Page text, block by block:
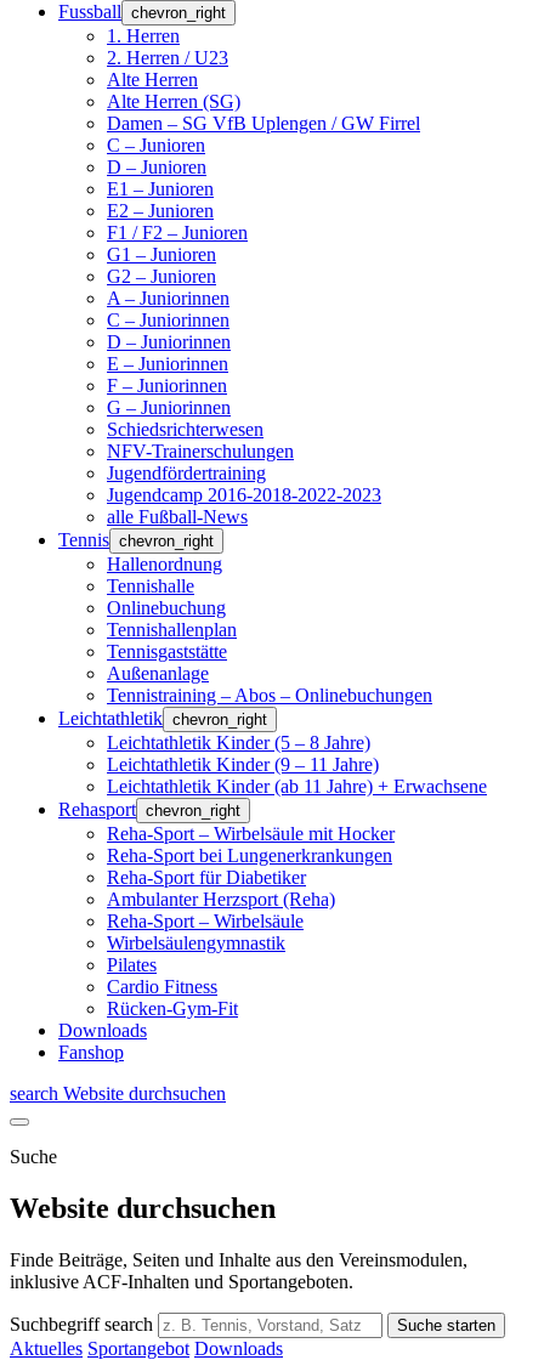
Fussball chevron_right
1. Herren
2. Herren / U23
Alte Herren
Alte Herren (SG)
Damen – SG VfB Uplengen / GW Firrel
C – Junioren
D – Junioren
E1 – Junioren
E2 – Junioren
F1 / F2 – Junioren
G1 – Junioren
G2 – Junioren
A – Juniorinnen
C – Juniorinnen
D – Juniorinnen
E – Juniorinnen
F – Juniorinnen
G – Juniorinnen
Schiedsrichterwesen
NFV-Trainerschulungen
Jugendfördertraining
Jugendcamp 2016-2018-2022-2023
alle Fußball-News
Tennis chevron_right
Hallenordnung
Tennishalle
Onlinebuchung
Tennishallenplan
Tennisgaststätte
Außenanlage
Tennistraining – Abos – Onlinebuchungen
Leichtathletik chevron_right
Leichtathletik Kinder (5 – 8 Jahre)
Leichtathletik Kinder (9 – 11 Jahre)
Leichtathletik Kinder (ab 11 Jahre) + Erwachsene
Rehasport chevron_right
Reha-Sport – Wirbelsäule mit Hocker
Reha-Sport bei Lungenerkrankungen
Reha-Sport für Diabetiker
Ambulanter Herzsport (Reha)
Reha-Sport – Wirbelsäule
Wirbelsäulengymnastik
Pilates
Cardio Fitness
Rücken-Gym-Fit
Downloads
Fanshop
search Website durchsuchen
Suche
Website durchsuchen
Finde Beiträge, Seiten und Inhalte aus den Vereinsmodulen,
inklusive ACF-Inhalten und Sportangeboten.
Suchbegriff search Suche starten
Aktuelles Sportangebot Downloads